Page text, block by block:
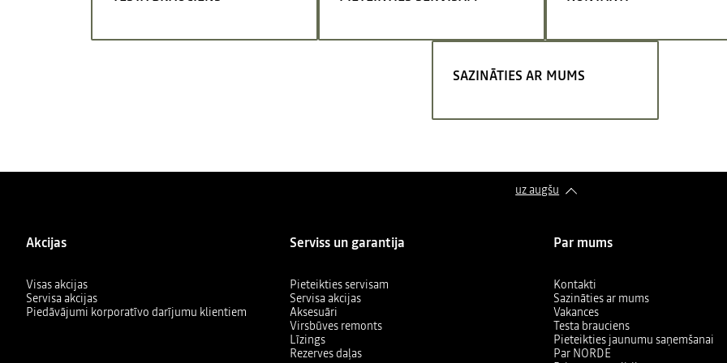
SAZINĀTIES AR MUMS
uz augšu
Akcijas
Visas akcijas
Servisa akcijas
Piedāvājumi korporatīvo darījumu klientiem
Serviss un garantija
Pieteikties servisam
Servisa akcijas
Aksesuāri
Virsbūves remonts
Līzings
Rezerves daļas
Par mums
Kontakti
Sazināties ar mums
Vakances
Testa brauciens
Pieteikties jaunumu saņemšanai
Par NORDE